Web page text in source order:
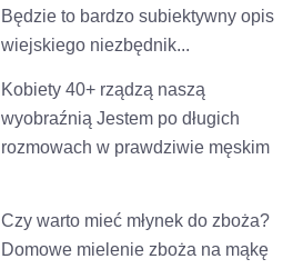
Będzie to bardzo subiektywny opis
wiejskiego niezbędnik...
Kobiety 40+ rządzą naszą
wyobraźnią Jestem po długich
rozmowach w prawdziwie męskim
Czy warto mieć młynek do zboża?
Domowe mielenie zboża na mąkę